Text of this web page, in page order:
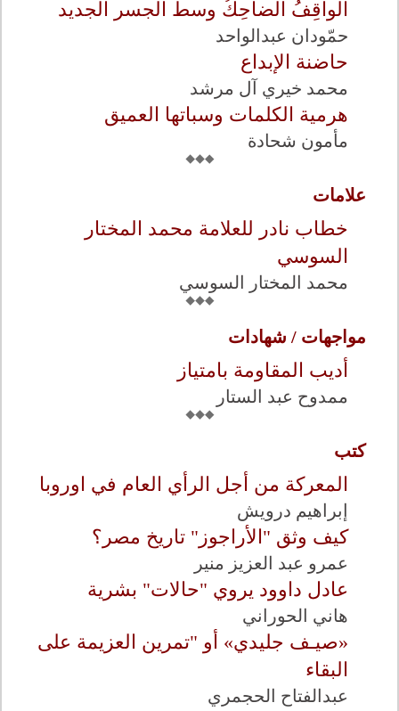
الواقِفُ الضاحِكُ وسطَ الجسر الجديد
حمّودان عبدالواحد
حاضنة الإبداع
محمد خيري آل مرشد
هرمية الكلمات وسباتها العميق
مأمون شحادة
علامات
خطاب نادر للعلامة محمد المختار
السوسي
محمد المختار السوسي
مواجهات / شهادات
أديب المقاومة بامتياز
ممدوح عبد الستار
كتب
المعركة من أجل الرأي العام في اوروبا
إبراهيم درويش
كيف وثق "الأراجوز" تاريخ مصر؟
عمرو عبد العزيز منير
عادل داوود يروي "حالات" بشرية
هاني الحوراني
«صيـف جليدي» أو "تمرين العزيمة على
البقاء
عبدالفتاح الحجمري